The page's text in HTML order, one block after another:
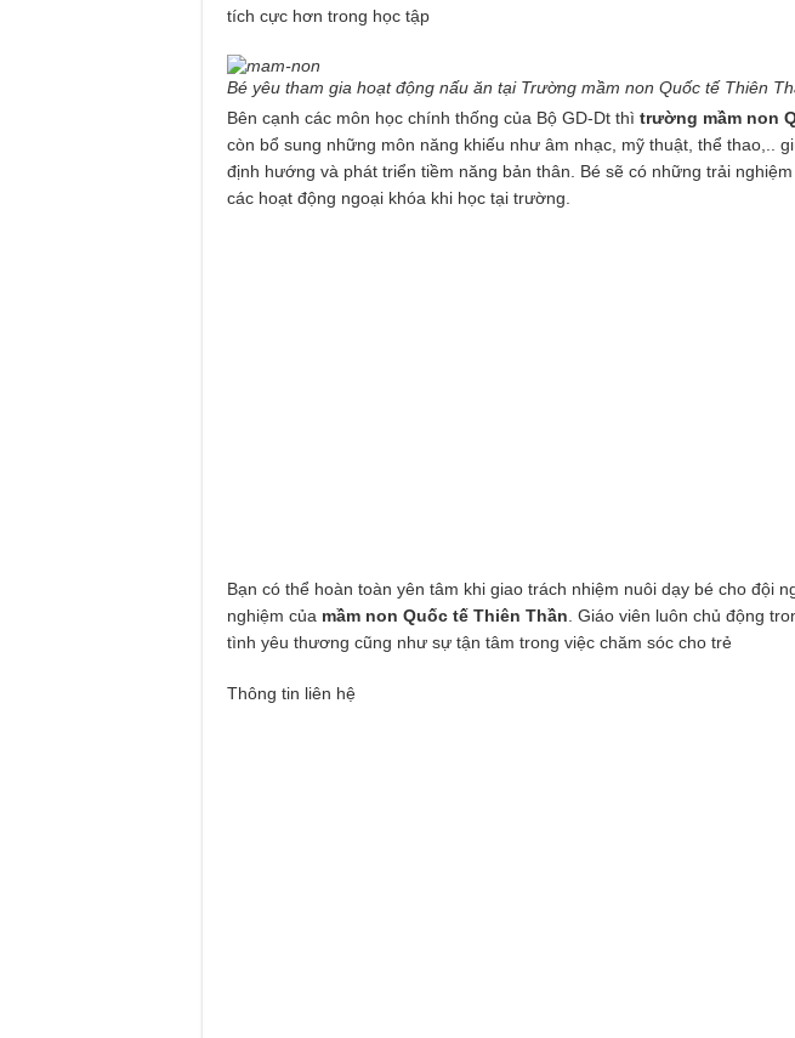
tích cực hơn trong học tập
Bé yêu tham gia hoạt động nấu ăn tại Trường mầm non Quốc tế Thiên
Bên cạnh các môn học chính thống của Bộ GD-Dt thì trường mầm non
còn bổ sung những môn năng khiếu như âm nhạc, mỹ thuật, thể thao,..
định hướng và phát triển tiềm năng bản thân. Bé sẽ có những trải
các hoạt động ngoại khóa khi học tại trường.
Bạn có thể hoàn toàn yên tâm khi giao trách nhiệm nuôi dạy bé cho đội
nghiệm của mầm non Quốc tế Thiên Thần . Giáo viên luôn chủ động
tình yêu thương cũng như sự tận tâm trong việc chăm sóc cho trẻ
Thông tin liên hệ